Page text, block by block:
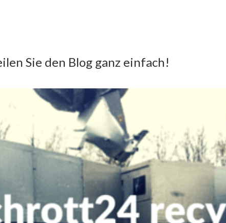
Sie den Blog ganz einfach!